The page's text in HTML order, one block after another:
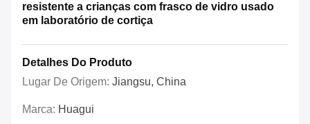
resistente a crianças com frasco de vidro usado
em laboratório de cortiça
Detalhes Do Produto
Lugar De Origem: Jiangsu, China
Marca: Huagui